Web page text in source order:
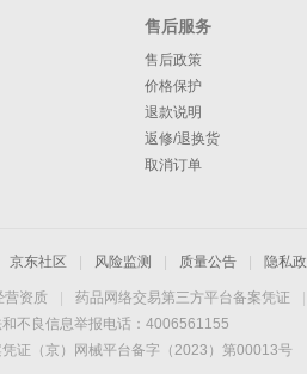
售后服务
售后政策
价格保护
退款说明
返修/退换货
取消订单
京东社区 风险监测 质量公告 隐私
营资质 药品网络交易第三方平台备案凭证
和不良信息举报电话：4006561155
证（京）网械平台备字（2023）第00013号